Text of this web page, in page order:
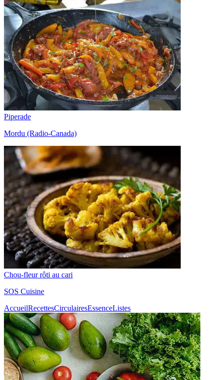
Piperade
Mordu (Radio-Canada)
Chou-fleur rôti au cari
SOS Cuisine
AccueilRecettesCirculairesEssenceListes